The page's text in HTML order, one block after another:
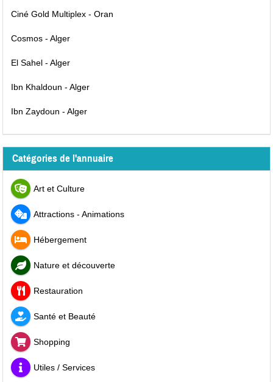
Ciné Gold Multiplex - Oran
Cosmos - Alger
El Sahel - Alger
Ibn Khaldoun - Alger
Ibn Zaydoun - Alger
Catégories de l'annuaire
Art et Culture
Attractions - Animations
Hébergement
Nature et découverte
Restauration
Santé et Beauté
Shopping
Utiles / Services